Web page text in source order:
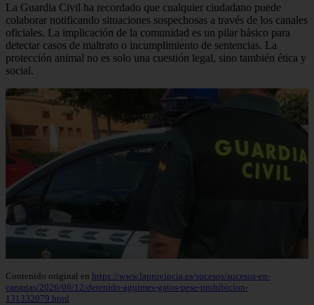
La Guardia Civil ha recordado que cualquier ciudadano puede
colaborar notificando situaciones sospechosas a través de los canales
oficiales. La implicación de la comunidad es un pilar básico para
detectar casos de maltrato o incumplimiento de sentencias. La
protección animal no es solo una cuestión legal, sino también ética y
social.
Contenido original en https://www.laprovincia.es/sucesos/sucesos-en-
canarias/2026/06/12/detenido-aguimes-gatos-pese-prohibicion-
131332079.html